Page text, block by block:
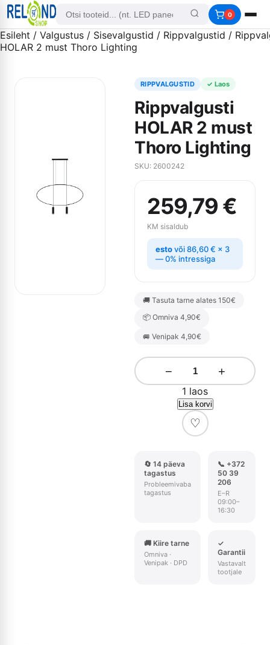
0
Esileht / Valgustus / Sisevalgustid / Rippvalgustid /
HOLAR 2 must Thoro Lighting
RIPPVALGUSTID ✓ Laos
Rippvalgusti
HOLAR 2 must
Thoro Lighting
SKU: 2600242
259,79 €
KM sisaldub
estovõi86,60€ × 3
— 0% intressiga
🚚 Tasuta tarne alates 150€
📦 Omniva 4,90€
🚐 Venipak 4,90€
− +
1 laos
Lisa korvi
♡
🔄 14 päeva
tagastus
Probleemivaba
tagastus
📞 +372
50 39
206
E–R
09:00–
16:30
🚚 Kiire tarne
Omniva ·
Venipak · DPD
✓
Garantii
Vastavalt
tootjale